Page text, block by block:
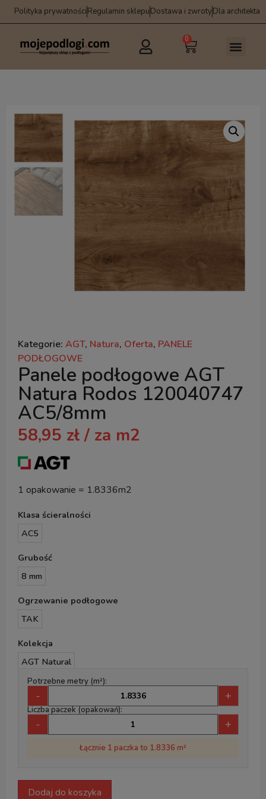
Polityka prywatnościRegulamin sklepuDostawa i zwrotyDla architekta
0
Kategorie: AGT, Natura, Oferta, PANELE
PODŁOGOWE
Panele podłogowe AGT
Natura Rodos 120040747
AC5/8mm
58,95 zł / za m2
1 opakowanie = 1.8336m2
Klasa ścieralności
AC5
Grubość
8 mm
Ogrzewanie podłogowe
TAK
Kolekcja
AGT Natural
Potrzebne metry (m²):
- +
Liczba paczek (opakowań):
- +
Łącznie 1 paczka to 1.8336 m²
Dodaj do koszyka